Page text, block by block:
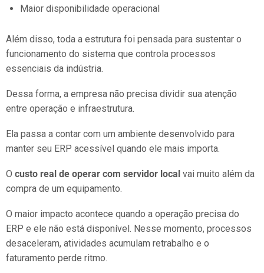
Maior disponibilidade operacional
Além disso, toda a estrutura foi pensada para sustentar o
funcionamento do sistema que controla processos
essenciais da indústria.
Dessa forma, a empresa não precisa dividir sua atenção
entre operação e infraestrutura.
Ela passa a contar com um ambiente desenvolvido para
manter seu ERP acessível quando ele mais importa.
O custo real de operar com servidor local vai muito além da
compra de um equipamento.
O maior impacto acontece quando a operação precisa do
ERP e ele não está disponível. Nesse momento, processos
desaceleram, atividades acumulam retrabalho e o
faturamento perde ritmo.